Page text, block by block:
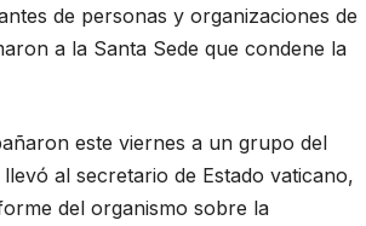
de personas y organizaciones de
a la Santa Sede que condene la
este viernes a un grupo del
al secretario de Estado vaticano,
del organismo sobre la